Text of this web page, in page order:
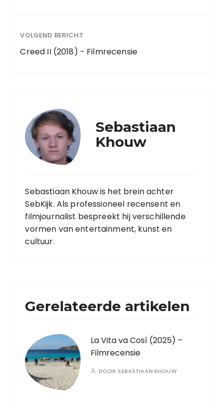
VOLGEND BERICHT
Creed II (2018) - Filmrecensie
Sebastiaan
Khouw
Sebastiaan Khouw is het brein achter
SebKijk. Als professioneel recensent en
filmjournalist bespreekt hij verschillende
vormen van entertainment, kunst en
cultuur.
Gerelateerde artikelen
La Vita va Così (2025) –
Filmrecensie
DOOR SEBASTIAAN KHOUW